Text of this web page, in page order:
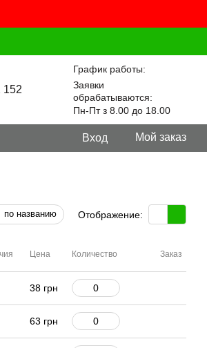
152
График работы:
Заявки
обрабатываются:
Пн-Пт з 8.00 до 18.00
Вход Мой заказ
по названию Отображение:
Цена Количество Заказ
38 грн
63 грн